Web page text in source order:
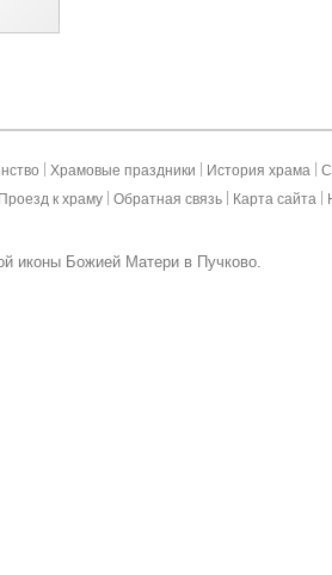
Храмовые праздники История храма
Проезд к храму Обратная связь Карта сайта
иконы Божией Матери в Пучково.